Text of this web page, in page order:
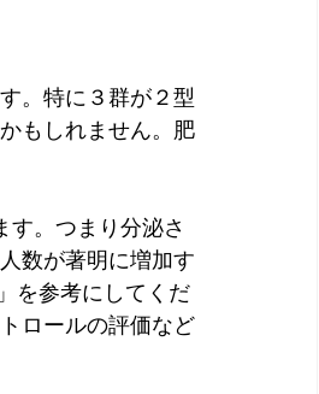
。特に３群が２型
もしれません。肥
す。つまり分泌さ
数が著明に増加す
を参考にしてくだ
ロールの評価など